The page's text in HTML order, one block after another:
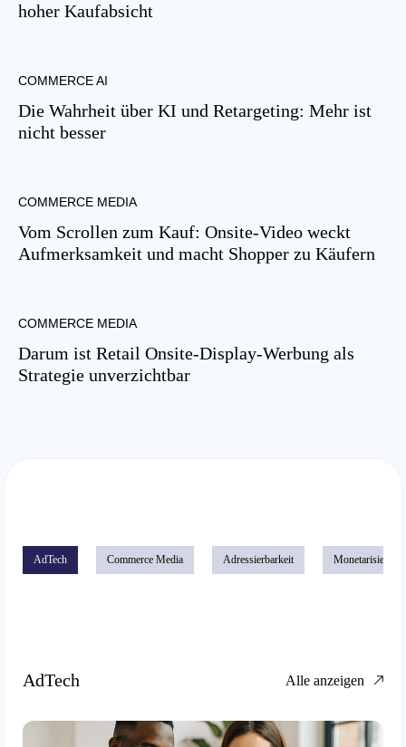
hoher Kaufabsicht
COMMERCE AI
Die Wahrheit über KI und Retargeting: Mehr ist
nicht besser
COMMERCE MEDIA
Vom Scrollen zum Kauf: Onsite-Video weckt
Aufmerksamkeit und macht Shopper zu Käufern
COMMERCE MEDIA
Darum ist Retail Onsite-Display-Werbung als
Strategie unverzichtbar
AdTech Commerce Media Adressierbarkeit Monetarisierung
AdTech Alle anzeigen